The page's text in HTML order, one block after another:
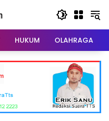
HUKUM OLAHRAGA